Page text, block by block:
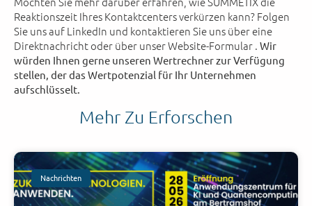
Reaktionszeit Ihres Kontaktcenters verkürzen kann? Folgen
Sie uns auf LinkedIn und kontaktieren Sie uns über eine
Direktnachricht oder über unser Website-Formular . Wir
würden Ihnen gerne unseren Wertrechner zur Verfügung
stellen, der das Wertpotenzial für Ihr Unternehmen
aufschlüsselt.
Mehr Zu Erforschen
Nachrichten